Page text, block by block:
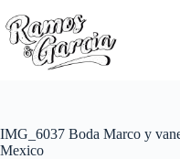
IMG_6037 Boda Marco y
Mexico